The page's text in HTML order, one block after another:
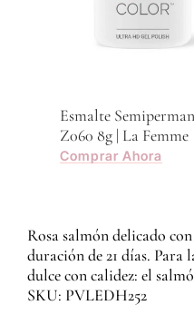
Esmalte
Z060 8g | La Femme
Comprar Ahora
Rosa salmón delicado
duración de 21 días. Para
dulce con calidez: el
SKU: PVLEDH252